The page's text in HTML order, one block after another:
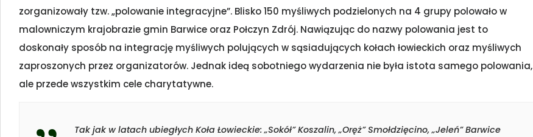
zorganizowały tzw. „polowanie integracyjne”. Blisko 150 myśliwych podzielonych na 4 grupy polowało w
malowniczym krajobrazie gmin Barwice oraz Połczyn Zdrój. Nawiązując do nazwy polowania jest to
doskonały sposób na integrację myśliwych polujących w sąsiadujących kołach łowieckich oraz myśliwych
zaproszonych przez organizatorów. Jednak ideą sobotniego wydarzenia nie była istota samego polowania,
ale przede wszystkim cele charytatywne.
Tak jak w latach ubiegłych Koła Łowieckie: „Sokół” Koszalin, „Oręż” Smołdzięcino, „Jeleń” Barwice